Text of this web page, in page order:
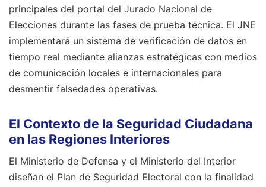
principales del portal del Jurado Nacional de
Elecciones durante las fases de prueba técnica. El JNE
implementará un sistema de verificación de datos en
tiempo real mediante alianzas estratégicas con medios
de comunicación locales e internacionales para
desmentir falsedades operativas.
El Contexto de la Seguridad Ciudadana
en las Regiones Interiores
El Ministerio de Defensa y el Ministerio del Interior
diseñan el Plan de Seguridad Electoral con la finalidad